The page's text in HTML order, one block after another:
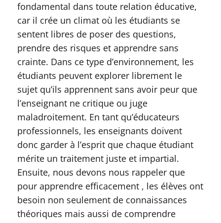
fondamental dans toute relation éducative,
car il crée un climat où les étudiants se
sentent libres de poser des questions,
prendre des risques et apprendre sans
crainte. Dans ce type d’environnement, les
étudiants peuvent explorer librement le
sujet qu’ils apprennent sans avoir peur que
l’enseignant ne critique ou juge
maladroitement. En tant qu’éducateurs
professionnels, les enseignants doivent
donc garder à l’esprit que chaque étudiant
mérite un traitement juste et impartial.
Ensuite, nous devons nous rappeler que
pour apprendre efficacement , les élèves ont
besoin non seulement de connaissances
théoriques mais aussi de comprendre